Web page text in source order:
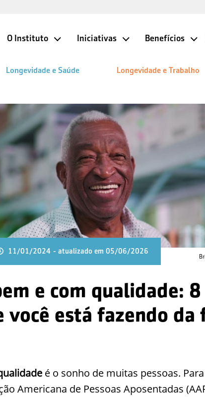
O Instituto Iniciativas Benefícios
Longevidade e Saúde Longevidade e Trabalho
11/01/2024 - atualizado em 05/06/2026
e com qualidade: 8
você está fazendo da
é o sonho de muitas pessoas.
Americana de Pessoas Aposentadas